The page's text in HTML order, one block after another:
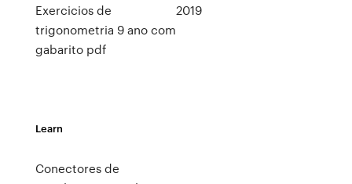
Exercicios de
trigonometria 9 ano com
gabarito pdf
2019
Learn
Conectores de